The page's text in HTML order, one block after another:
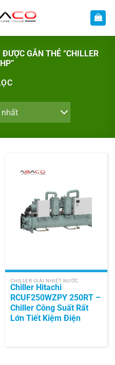
GẮN THẺ “CHILLER
CHILLER GIẢI NHIỆT NƯỚC
Chiller Hitachi
RCUF250WZPY 250RT –
Chiller Công Suất Rất
Lớn Tiết Kiệm Điện